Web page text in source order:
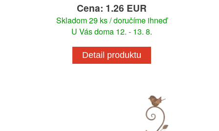
Cena: 1.26 EUR
Skladom 29 ks / doručíme ihneď
U Vás doma 12. - 13. 8.
Detail produktu